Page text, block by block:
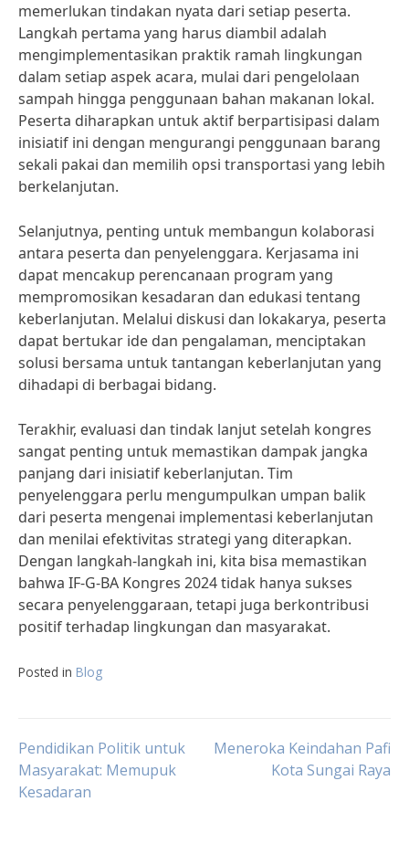
memerlukan tindakan nyata dari setiap peserta.
Langkah pertama yang harus diambil adalah
mengimplementasikan praktik ramah lingkungan
dalam setiap aspek acara, mulai dari pengelolaan
sampah hingga penggunaan bahan makanan lokal.
Peserta diharapkan untuk aktif berpartisipasi dalam
inisiatif ini dengan mengurangi penggunaan barang
sekali pakai dan memilih opsi transportasi yang lebih
berkelanjutan.
Selanjutnya, penting untuk membangun kolaborasi
antara peserta dan penyelenggara. Kerjasama ini
dapat mencakup perencanaan program yang
mempromosikan kesadaran dan edukasi tentang
keberlanjutan. Melalui diskusi dan lokakarya, peserta
dapat bertukar ide dan pengalaman, menciptakan
solusi bersama untuk tantangan keberlanjutan yang
dihadapi di berbagai bidang.
Terakhir, evaluasi dan tindak lanjut setelah kongres
sangat penting untuk memastikan dampak jangka
panjang dari inisiatif keberlanjutan. Tim
penyelenggara perlu mengumpulkan umpan balik
dari peserta mengenai implementasi keberlanjutan
dan menilai efektivitas strategi yang diterapkan.
Dengan langkah-langkah ini, kita bisa memastikan
bahwa IF-G-BA Kongres 2024 tidak hanya sukses
secara penyelenggaraan, tetapi juga berkontribusi
positif terhadap lingkungan dan masyarakat.
Posted in Blog
Post
navigation
Pendidikan Politik untuk
Masyarakat: Memupuk
Kesadaran
Meneroka Keindahan Pafi
Kota Sungai Raya